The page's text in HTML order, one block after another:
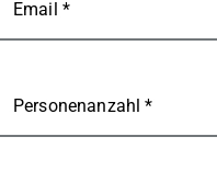
Email *
Personenanzahl *